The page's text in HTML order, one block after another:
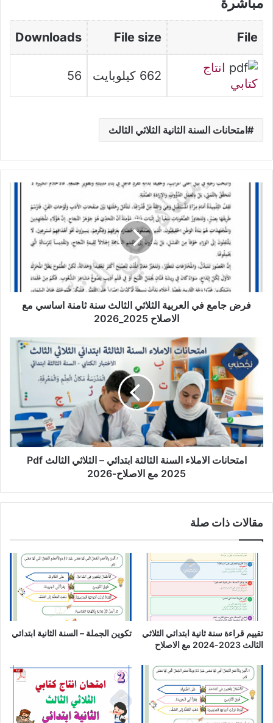
File
File size
Downloads
انتاج
كتابي
662 كيلوبايت 56
امتحانات السنة الثانية الثلاثي الثالث
اساسي
فرض جامع في العربية الثلاثي الثالث سنة ثامنة اساسي مع
الاصلاح 2025_2026
امتحانات
الاملاء
السنة
الثالثة
ابتدائي
–
الثلاثي
الثالث
Pdf
2025
امتحانات الاملاء السنة الثالثة ابتدائي – الثلاثي الثالث Pdf
2025 مع الاصلاح-2026
مقالات ذات صلة
تقييم قراءة سنة ثانية ابتدائي الثلاثي
الثالث 2023-2024 مع الاصلاح
تكوين الجملة – السنة الثانية ابتدائي